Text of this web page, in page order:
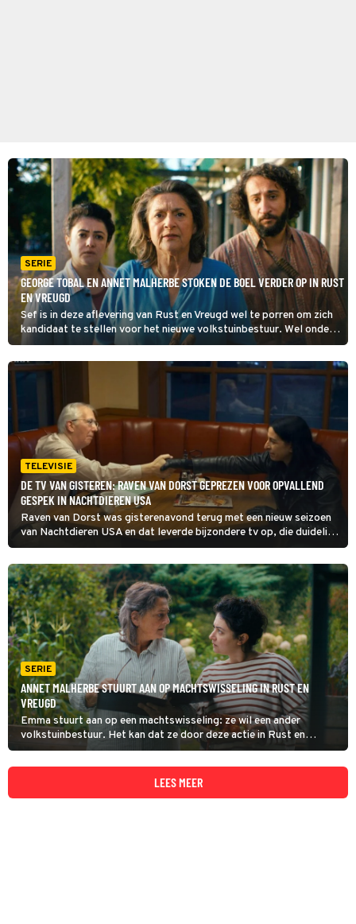
SERIE
GEORGE TOBAL EN ANNET MALHERBE STOKEN DE BOEL VERDER OP IN RUST
EN VREUGD
Sef is in deze aflevering van Rust en Vreugd wel te porren om zich
kandidaat te stellen voor het nieuwe volkstuinbestuur. Wel onder
voorwaarde dat Emma zich dan ook kandidaat stelt. De
conservatieve leden van het complex twijfelen over de nieuwe
gezichten.
TELEVISIE
DE TV VAN GISTEREN: RAVEN VAN DORST GEPREZEN VOOR OPVALLEND
GESPEK IN NACHTDIEREN USA
Raven van Dorst was gisterenavond terug met een nieuw seizoen
van Nachtdieren USA en dat leverde bijzondere tv op, die duidelijk
door de kijker werd gewaardeerd. En er was uiteraard ook weer de
nodige reuring rondom Miljoenenjacht. We bespreken de TV van
gisteren.
SERIE
ANNET MALHERBE STUURT AAN OP MACHTSWISSELING IN RUST EN
VREUGD
Emma stuurt aan op een machtswisseling: ze wil een ander
volkstuinbestuur. Het kan dat ze door deze actie in Rust en
Vreugd niet door alle kijkers aardig gevonden wordt. Vertolkster
Annet Malherbe: “Dat mag. Emma is soms ook lastig.'
LEES MEER